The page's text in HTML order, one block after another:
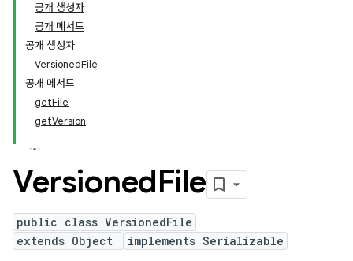
공개 생성자
공개 메서드
공개 생성자
VersionedFile
공개 메서드
getFile
getVersion
VersionedFile
public class VersionedFile
extends Object
implements Serializable